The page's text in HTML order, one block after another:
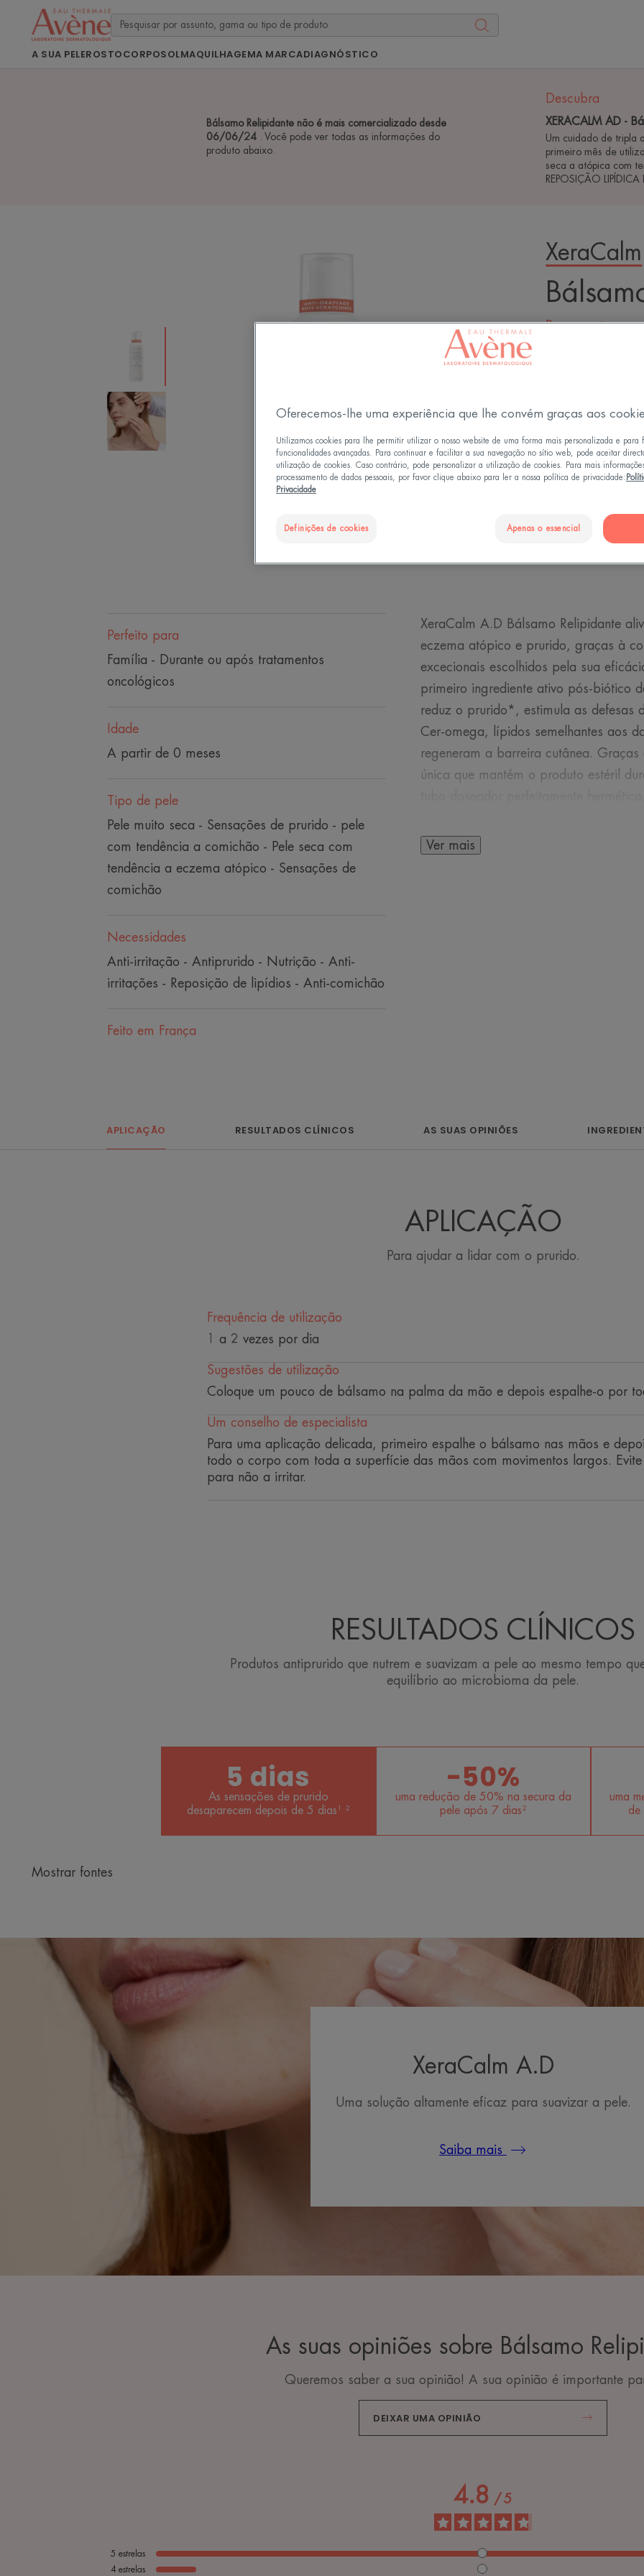
A SUA PELEROSTOCORPOSOLMAQUILHAGEMA MARCADIAGNÓSTICO
Bálsamo Relipidante não é mais comercializado desde
06/06/24
. Você pode ver todas as informações do
produto abaixo.
Descubra
XERACALM AD -
Um cuidado de tripla
primeiro mês de
seca a atópica com
REPOSIÇÃO
XeraCalm
Permanente
Bálsamo
tendência a
Antiprurido –
Antiprurido,
Perfeito para
Família - Durante ou após tratamentos
oncológicos
Idade
A partir de 0 meses
Tipo de pele
Pele muito seca - Sensações de prurido - pele
com tendência a comichão - Pele seca com
tendência a eczema atópico - Sensações de
comichão
Necessidades
Anti-irritação - Antiprurido - Nutrição - Anti-
irritações - Reposição de lipídios - Anti-comichão
Feito em França
XeraCalm A.D Bálsamo Relipidante
eczema atópico e prurido, graças à
excecionais escolhidos pela sua
primeiro ingrediente ativo pós-biótico
reduz o prurido*, estimula as
Cer-omega, lípidos semelhantes aos
regeneram a barreira cutânea.
única que mantém o produto estéril
pele. Sem conservantes, sem perfume,
seu
Vantagem
PLUS**).
• CALMANTE, graças à Água termal
Ver mais
APLICAÇÃO RESULTADOS CLÍNICOS AS SUAS OPINIÕES
APLICAÇÃO
Para ajudar a lidar com o prurido.
Frequência de utilização
1 a 2 vezes por dia
Sugestões de utilização
Coloque um pouco de bálsamo na palma da mão e depois espalhe-o por
Um conselho de especialista
Para uma aplicação delicada, primeiro espalhe o bálsamo nas mãos e
todo o corpo com toda a superfície das mãos com movimentos largos.
para não a irritar.
RESULTADOS CLÍNICOS
Produtos antiprurido que nutrem e suavizam a pele ao mesmo tempo
equilíbrio ao microbioma da pele.
5 dias
As sensações de prurido
desaparecem depois de 5 dias¹ ²
-50%
uma redução de 50% na secura da
pele após 7 dias²
uma
de
Mostrar fontes
XeraCalm A.D
Uma solução altamente eficaz para suavizar a pele.
Saiba mais
As suas opiniões sobre Bálsamo
Queremos saber a sua opinião! A sua opinião é importante
DEIXAR UMA OPINIÃO
4.8 / 5
5 estrelas
4 estrelas
Oferecemos-lhe uma experiência que lhe convém graças aos
Utilizamos cookies para lhe permitir utilizar o nosso website de uma forma mais personalizada e para
funcionalidades avançadas. Para continuar e facilitar a sua navegação no sítio web, pode aceitar
utilização de cookies. Caso contrário, pode personalizar a utilização de cookies. Para mais
processamento de dados pessoais, por favor clique abaixo para ler a nossa política de privacidade:
Privacidade
Definições de cookies Apenas o essencial